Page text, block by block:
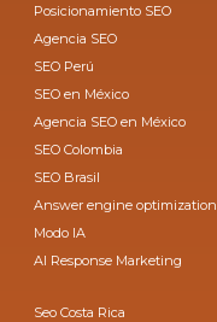
Posicionamiento SEO
Agencia SEO
SEO Perú
SEO en México
Agencia SEO en México
SEO Colombia
SEO Brasil
Answer engine optimization
Modo IA
AI Response Marketing
Seo Costa Rica